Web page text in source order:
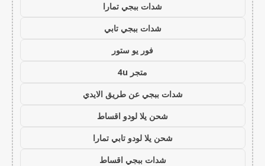
شدات ببجي تمارا
شدات ببجي تابي
فور يو ستور
متجر 4u
شدات ببجي عن طريق الايدي
شحن يلا لودو اقساط
شحن يلا لودو تابي تمارا
شدات ببجي اقساط